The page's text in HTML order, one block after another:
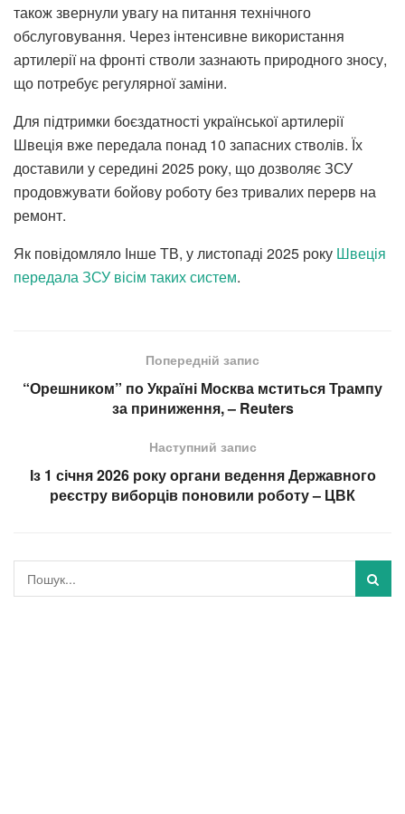
також звернули увагу на питання технічного
обслуговування. Через інтенсивне використання
артилерії на фронті стволи зазнають природного зносу,
що потребує регулярної заміни.
Для підтримки боєздатності української артилерії
Швеція вже передала понад 10 запасних стволів. Їх
доставили у середині 2025 року, що дозволяє ЗСУ
продовжувати бойову роботу без тривалих перерв на
ремонт.
Як повідомляло Інше ТВ, у листопаді 2025 року Швеція
передала ЗСУ вісім таких систем.
Попередній запис
“Орешником” по Україні Москва мститься Трампу
за приниження, – Reuters
Наступний запис
Із 1 січня 2026 року органи ведення Державного
реєстру виборців поновили роботу – ЦВК